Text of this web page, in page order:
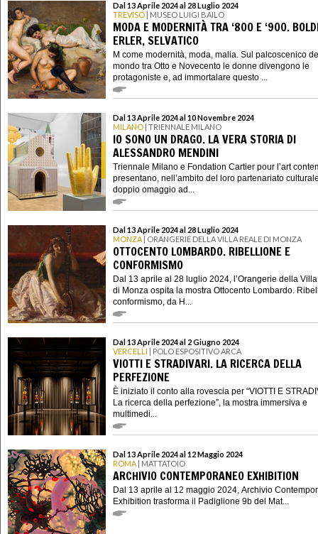
Dal 13 Aprile 2024 al 28 Luglio 2024
TREVISO | MUSEO LUIGI BAILO
MODA E MODERNITÀ TRA ‘800 E ‘900.
ERLER, SELVATICO
M come modernità, moda, malia. Sul palcoscenico
mondo tra Otto e Novecento le donne divengono le
protagoniste e, ad immortalare questo ...
Dal 13 Aprile 2024 al 10 Novembre 2024
MILANO | TRIENNALE MILANO
IO SONO UN DRAGO. LA VERA STORIA DI
ALESSANDRO MENDINI
Triennale Milano e Fondation Cartier pour l’art
presentano, nell’ambito del loro partenariato
doppio omaggio ad...
Dal 13 Aprile 2024 al 28 Luglio 2024
MONZA | ORANGERIE DELLA VILLA REALE DI MONZA
OTTOCENTO LOMBARDO. RIBELLIONE E
CONFORMISMO
Dal 13 aprile al 28 luglio 2024, l’Orangerie della
di Monza ospita la mostra Ottocento Lombardo.
conformismo, da H...
Dal 13 Aprile 2024 al 2 Giugno 2024
VERCELLI | POLO ESPOSITIVO ARCA
VIOTTI E STRADIVARI. LA RICERCA DELLA
PERFEZIONE
È iniziato il conto alla rovescia per “VIOTTI E
La ricerca della perfezione”, la mostra immersiva e
multimedi...
Dal 13 Aprile 2024 al 12 Maggio 2024
ROMA | MATTATOIO
ARCHIVIO CONTEMPORANEO EXHIBITION
Dal 13 aprile al 12 maggio 2024, Archivio
Exhibition trasforma il Padiglione 9b del Mat...